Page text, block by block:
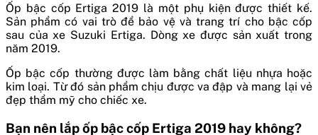
Ốp bậc cốp Ertiga 2019 là một phụ kiện được thiết kế.
Sản phẩm có vai trò để bảo vệ và trang trí cho bậc cốp
sau của xe Suzuki Ertiga. Dòng xe được sản xuất trong
năm 2019.
Ốp bậc cốp thường được làm bằng chất liệu nhựa hoặc
kim loại. Từ đó sản phẩm chịu được va đập và mang lại vẻ
đẹp thẩm mỹ cho chiếc xe.
Bạn nên lắp ốp bậc cốp Ertiga 2019 hay không?